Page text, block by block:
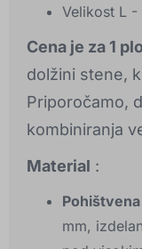
Velikost L
Cena je za 1
dolžini stene,
Priporočamo,
kombiniranja
Material :
mm,